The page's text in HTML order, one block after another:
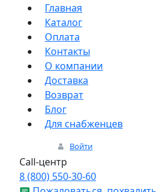
Главная
Каталог
Оплата
Контакты
О компании
Доставка
Возврат
Блог
Для снабженцев
Войти
Call-центр
8 (800) 550-30-60